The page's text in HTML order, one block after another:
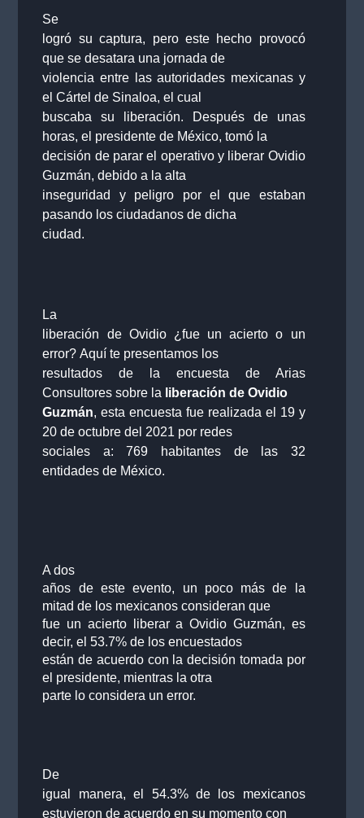
Se
logró su captura, pero este hecho provocó
que se desatara una jornada de
violencia entre las autoridades mexicanas y
el Cártel de Sinaloa, el cual
buscaba su liberación. Después de unas
horas, el presidente de México, tomó la
decisión de parar el operativo y liberar Ovidio
Guzmán, debido a la alta
inseguridad y peligro por el que estaban
pasando los ciudadanos de dicha
ciudad.
La
liberación de Ovidio ¿fue un acierto o un
error? Aquí te presentamos los
resultados de la encuesta de Arias
Consultores sobre la liberación de Ovidio
Guzmán, esta encuesta fue realizada el 19 y
20 de octubre del 2021 por redes
sociales a: 769 habitantes de las 32
entidades de México.
A dos
años de este evento, un poco más de la
mitad de los mexicanos consideran que
fue un acierto liberar a Ovidio Guzmán, es
decir, el 53.7% de los encuestados
están de acuerdo con la decisión tomada por
el presidente, mientras la otra
parte lo considera un error.
De
igual manera, el 54.3% de los mexicanos
estuvieron de acuerdo en su momento con